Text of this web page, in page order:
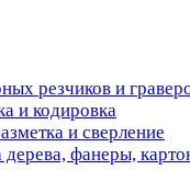
резчиков и
и кодировка
и сверление
дерева, фанеры,